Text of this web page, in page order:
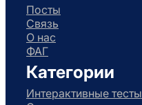
Посты
Связь
О нас
ФАГ
Категории
Интерактивные тесты